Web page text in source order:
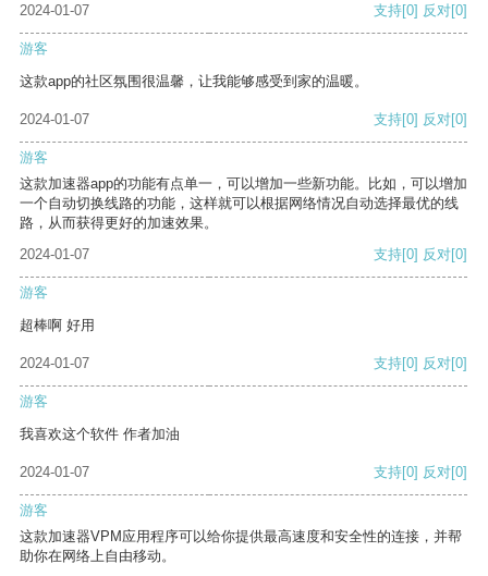
2024-01-07 支持[0] 反对[0]
游客
这款app的社区氛围很温馨，让我能够感受到家的温暖。
2024-01-07 支持[0] 反对[0]
游客
这款加速器app的功能有点单一，可以增加一些新功能。比如，可以增加
一个自动切换线路的功能，这样就可以根据网络情况自动选择最优的线
路，从而获得更好的加速效果。
2024-01-07
支持[0] 反对[0]
游客
超棒啊 好用
2024-01-07 支持[0] 反对[0]
游客
我喜欢这个软件 作者加油
2024-01-07 支持[0] 反对[0]
游客
这款加速器VPM应用程序可以给你提供最高速度和安全性的连接，并帮
助你在网络上自由移动。